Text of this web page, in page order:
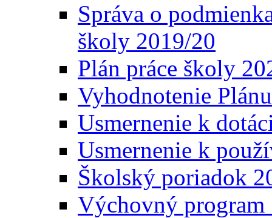
Správa o
školy 2019/20
Plán práce školy
Vyhodnotenie
Usmernenie k
Usmernenie k
Školský poriadok
Výchovný